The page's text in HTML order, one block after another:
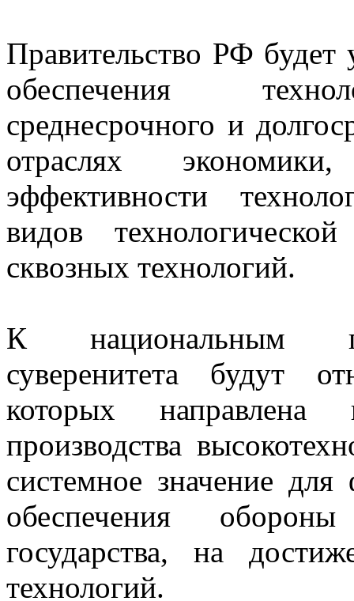
Правительство РФ будет
обеспечения
среднесрочного и
отраслях
эффективности
видов
сквозных технологий.
К национальным
суверенитета будут
которых направлена
производства
системное значение
обеспечения
государства, на
технологий.